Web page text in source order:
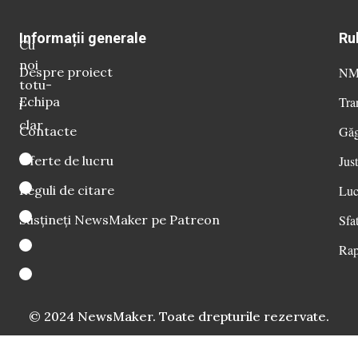
Cu
noi
totu-
i
clar
Informații generale
Despre proiect
Echipa
Contacte
Oferte de lucru
Reguli de citare
Susțineți NewsMaker pe Patreon
© 2024 NewsMaker. Toate drepturile rezervate.